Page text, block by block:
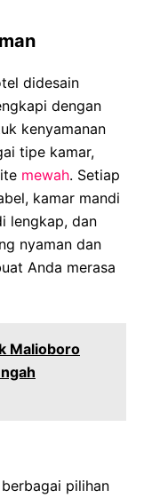
didesain
dengan
kenyamanan
tipe kamar,
mewah. Setiap
kamar mandi
lengkap, dan
nyaman dan
Anda merasa
Malioboro
pilihan